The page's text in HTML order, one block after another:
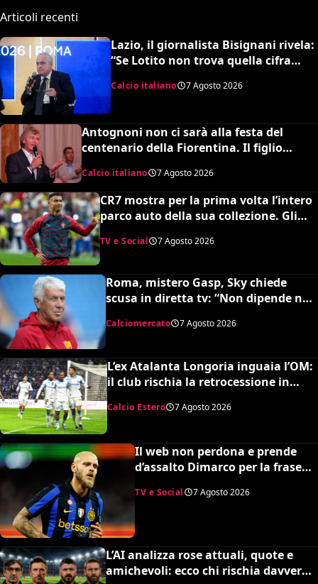
Articoli recenti
Lazio, il giornalista Bisignani rivela:
“Se Lotito non trova quella cifra
Calcio italiano 7 Agosto 2026
Antognoni non ci sarà alla festa del
centenario della Fiorentina. Il figlio
jr. I motivi di questa scelta e cosa sta
succedendo
Calcio italiano 7 Agosto 2026
CR7 mostra per la prima volta l’intero
parco auto della sua collezione. Gli
esperti stimano il valore complessivo
ed è da urlo
TV e Social 7 Agosto 2026
Roma, mistero Gasp, Sky chiede
scusa in diretta tv: “Non dipende né
arrivo?
Calciomercato 7 Agosto 2026
L’ex Atalanta Longoria inguaia l’OM:
il club rischia la retrocessione in
Ligue 2 e svende tutti i suoi pezzi
pregiati
Calcio Estero 7 Agosto 2026
Il web non perdona e prende
d’assalto Dimarco per la frase
TV e Social 7 Agosto 2026
L’AI analizza rose attuali, quote e
amichevoli: ecco chi rischia davvero